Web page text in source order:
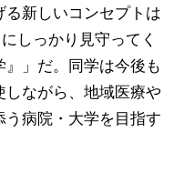
新しいコンセプトは
しっかり見守ってく
」だ。同学は今後も
ながら、地域医療や
病院・大学を目指す